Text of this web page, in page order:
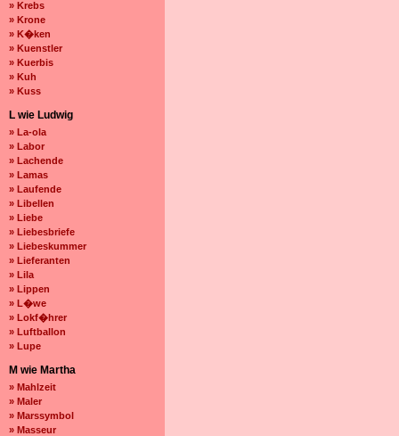
» Krebs
» Krone
» K�ken
» Kuenstler
» Kuerbis
» Kuh
» Kuss
L wie Ludwig
» La-ola
» Labor
» Lachende
» Lamas
» Laufende
» Libellen
» Liebe
» Liebesbriefe
» Liebeskummer
» Lieferanten
» Lila
» Lippen
» L�we
» Lokf�hrer
» Luftballon
» Lupe
M wie Martha
» Mahlzeit
» Maler
» Marssymbol
» Masseur